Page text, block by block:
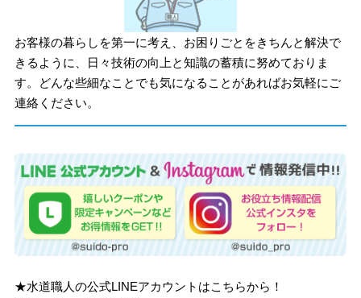
お客様の暮らしを第一に考え、お困りごとをきちんと解決で
きるように、日々技術の向上と知識の蓄積に努めておりま
す。どんな些細なことでも気になることがあればお気軽にご
連絡ください。
★水道職人の公式LINEアカウントはこちらから！